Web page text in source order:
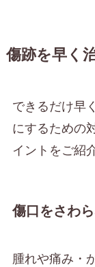
傷跡を早く
できるだけ早
にするための
イントをご紹
傷口をさわ
腫れや痛み・